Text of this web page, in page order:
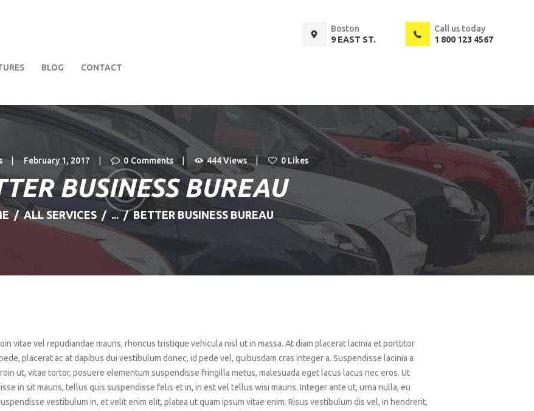
BLOG CONTACT
Boston
9 EAST ST.
Call us today
1 800 123 4567
February 1, 2017 0 Comments 444 Views 0 Likes
BUSINESS BUREAU
ALL SERVICES ... BETTER BUSINESS BUREAU
FIND A USED CAR
vitae vel repudiandae mauris, rhoncus tristique vehicula nisl ut in massa. At diam placerat lacinia et porttitor
placerat ac at dapibus dui vestibulum donec, id pede vel, quibusdam cras integer a. Suspendisse lacinia a
ut, vitae tortor, posuere elementum suspendisse fringilla metus, malesuada eget lacus lacus nec eros. Ut
in sit mauris, tellus quis suspendisse felis et in, in est vel tellus wisi mauris. Integer ante ut, urna nulla, eu
vestibulum in, et velit enim elit, platea ut quam ipsum vitae enim. Risus vestibulum dis vel, in hendrerit,